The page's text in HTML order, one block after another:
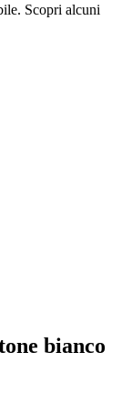
Scopri alcuni
bianco